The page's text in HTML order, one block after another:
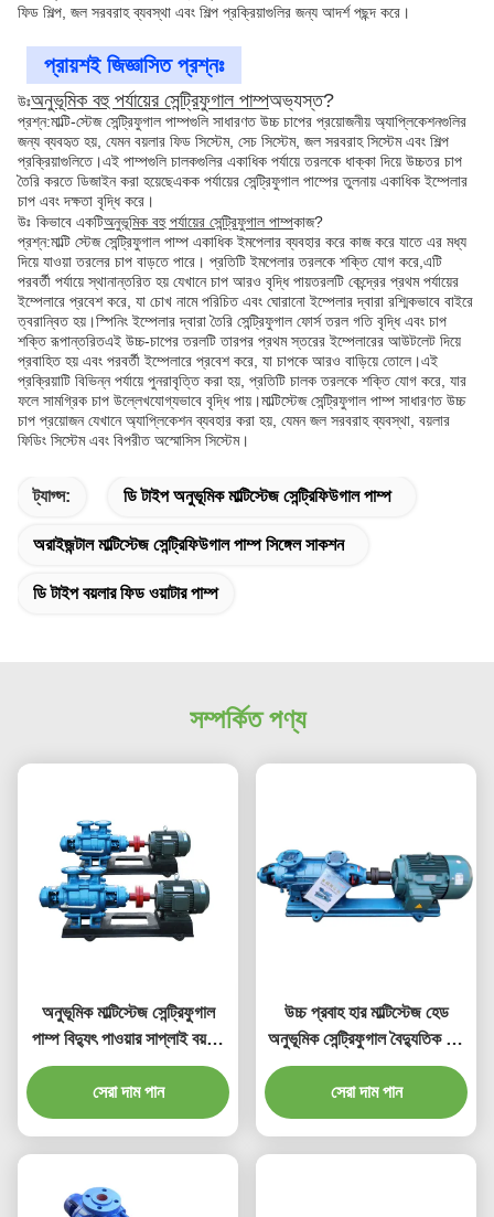
ফিড শিল্প, জল সরবরাহ ব্যবস্থা এবং শিল্প প্রক্রিয়াগুলির জন্য আদর্শ পছন্দ করে।
প্রায়শই জিজ্ঞাসিত প্রশ্নঃ
উঃঅনুভূমিক বহু পর্যায়ের সেন্ট্রিফুগাল পাম্পঅভ্যস্ত?
প্রশ্ন:মাল্টি-স্টেজ সেন্ট্রিফুগাল পাম্পগুলি সাধারণত উচ্চ চাপের প্রয়োজনীয় অ্যাপ্লিকেশনগুলির
জন্য ব্যবহৃত হয়, যেমন বয়লার ফিড সিস্টেম, সেচ সিস্টেম, জল সরবরাহ সিস্টেম এবং শিল্প
প্রক্রিয়াগুলিতে।এই পাম্পগুলি চালকগুলির একাধিক পর্যায়ে তরলকে ধাক্কা দিয়ে উচ্চতর চাপ
তৈরি করতে ডিজাইন করা হয়েছেএকক পর্যায়ের সেন্ট্রিফুগাল পাম্পের তুলনায় একাধিক ইম্পেলার
চাপ এবং দক্ষতা বৃদ্ধি করে।
উঃ কিভাবে একটিঅনুভূমিক বহু পর্যায়ের সেন্ট্রিফুগাল পাম্পকাজ?
প্রশ্ন:মাল্টি স্টেজ সেন্ট্রিফুগাল পাম্প একাধিক ইমপেলার ব্যবহার করে কাজ করে যাতে এর মধ্য
দিয়ে যাওয়া তরলের চাপ বাড়তে পারে। প্রতিটি ইমপেলার তরলকে শক্তি যোগ করে,এটি
পরবর্তী পর্যায়ে স্থানান্তরিত হয় যেখানে চাপ আরও বৃদ্ধি পায়তরলটি কেন্দ্রের প্রথম পর্যায়ের
ইম্পেলারে প্রবেশ করে, যা চোখ নামে পরিচিত এবং ঘোরানো ইম্পেলার দ্বারা রশ্মিকভাবে বাইরে
ত্বরান্বিত হয়।স্পিনিং ইম্পেলার দ্বারা তৈরি সেন্ট্রিফুগাল ফোর্স তরল গতি বৃদ্ধি এবং চাপ
শক্তি রূপান্তরিতএই উচ্চ-চাপের তরলটি তারপর প্রথম স্তরের ইম্পেলারের আউটলেট দিয়ে
প্রবাহিত হয় এবং পরবর্তী ইম্পেলারে প্রবেশ করে, যা চাপকে আরও বাড়িয়ে তোলে।এই
প্রক্রিয়াটি বিভিন্ন পর্যায়ে পুনরাবৃত্তি করা হয়, প্রতিটি চালক তরলকে শক্তি যোগ করে, যার
ফলে সামগ্রিক চাপ উল্লেখযোগ্যভাবে বৃদ্ধি পায়।মাল্টিস্টেজ সেন্ট্রিফুগাল পাম্প সাধারণত উচ্চ
চাপ প্রয়োজন যেখানে অ্যাপ্লিকেশন ব্যবহার করা হয়, যেমন জল সরবরাহ ব্যবস্থা, বয়লার
ফিডিং সিস্টেম এবং বিপরীত অস্মোসিস সিস্টেম।
ট্যাগ্স: ডি টাইপ অনুভূমিক মাল্টিস্টেজ সেন্ট্রিফিউগাল পাম্প
অরাইজন্টাল মাল্টিস্টেজ সেন্ট্রিফিউগাল পাম্প সিঙ্গেল সাকশন
ডি টাইপ বয়লার ফিড ওয়াটার পাম্প
সম্পর্কিত পণ্য
অনুভূমিক মাল্টিস্টেজ সেন্ট্রিফুগাল
পাম্প বিদ্যুৎ পাওয়ার সাপ্লাই বয়লার
ফিড ওয়াটার পাম্প
সেরা দাম পান
উচ্চ প্রবাহ হার মাল্টিস্টেজ হেড
অনুভূমিক সেন্ট্রিফুগাল বৈদ্যুতিক জল
পাম্প
সেরা দাম পান